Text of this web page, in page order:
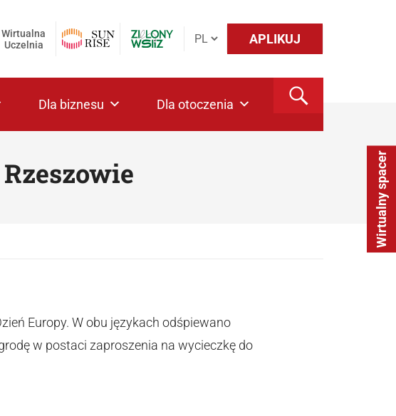
Wirtualny spacer
APLIKUJ
Wirtualna
Uczelnia
Dla biznesu Dla otoczenia
Europy. W obu językach odśpiewano
w postaci zaproszenia na wycieczkę do